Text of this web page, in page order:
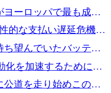
を張る
ーロッパで最も成功
アントラー氏が発見
的な支払い遅延危機に
ンドを調達
望んでいたバッテリ
構築している
化を加速するためにシ
ルを確保
公道を走り始めこの国